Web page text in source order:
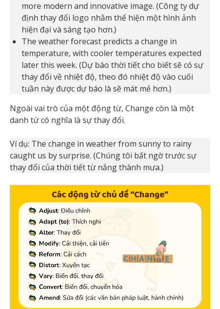
more modern and innovative image. (Công ty dự
định thay đổi logo nhằm thể hiện một hình ảnh
hiện đại và sáng tạo hơn.)
The weather forecast predicts a change in
temperature, with cooler temperatures expected
later this week. (Dự báo thời tiết cho biết sẽ có sự
thay đổi về nhiệt độ, theo đó nhiệt độ vào cuối
tuần này được dự báo là sẽ mát mẻ hơn.)
Ngoài vai trò của một động từ, Change còn là một
danh từ có nghĩa là sự thay đổi.
Ví dụ: The change in weather from sunny to rainy
caught us by surprise. (Chúng tôi bất ngờ trước sự
thay đổi của thời tiết từ nắng thành mưa.)